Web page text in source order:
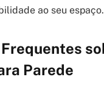
ao seu espaço.
Parede